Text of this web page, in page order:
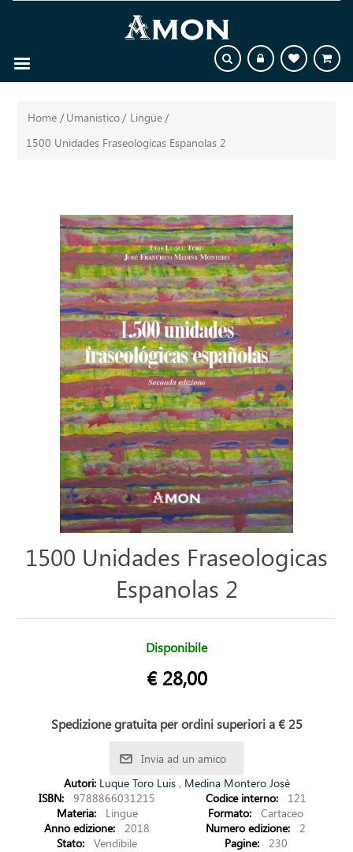
Home /Umanistico/ Lingue/
1500 Unidades Fraseologicas Espanolas 2
1500 Unidades Fraseologicas
Espanolas 2
Disponibile
€ 28,00
Spedizione gratuita per ordini superiori a € 25
Invia ad un amico
Autori: Luque Toro Luis , Medina Montero Josè
ISBN:
9788866031215 Codice interno:
121
Materia:
Lingue Formato:
Cartaceo
Anno edizione:
2018 Numero edizione:
2
Stato:
Vendibile Pagine: 230